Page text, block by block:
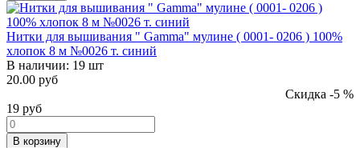
Нитки для вышивания " Gamma" мулине ( 0001- 0206 ) 100%
хлопок 8 м №0026 т. синий
В наличии: 19 шт
20.00 руб
Скидка -5 %
19 руб
В корзину